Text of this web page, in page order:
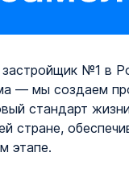
№1 в
— мы создаем
стандарт
стране,
этапе.